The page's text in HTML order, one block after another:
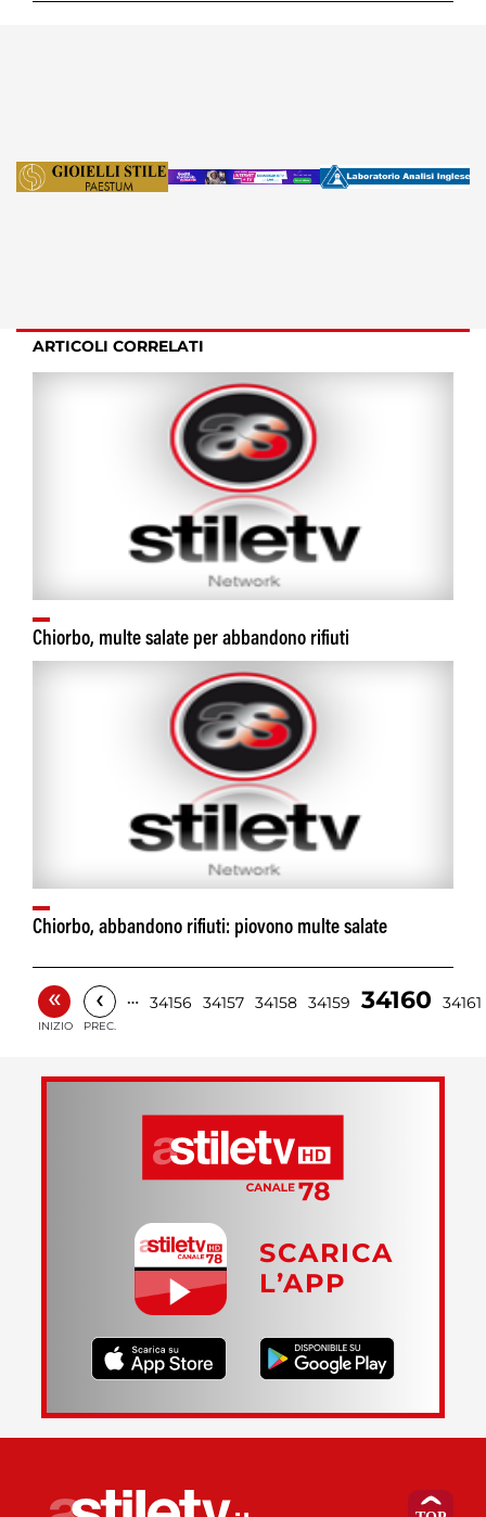
ARTICOLI CORRELATI
Chiorbo, multe salate per abbandono rifiuti
Chiorbo, abbandono rifiuti: piovono multe salate
«
INIZIO
‹
PREC.
… 34156 34157 34158 34159 34160 34161
SCARICA
L’APP